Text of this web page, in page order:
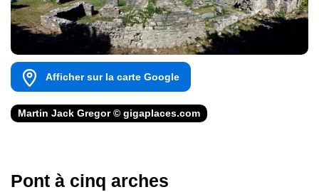
Afficher sur la carte Google
Martin Jack Gregor © gigaplaces.com
Pont à cinq arches